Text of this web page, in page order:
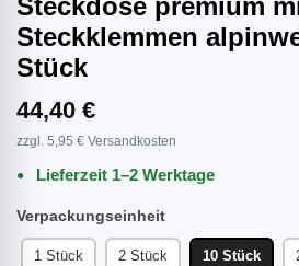
Steckdose premium
Steckklemmen
Stück
44,40 €
zzgl. 5,95 € Versandkosten
Lieferzeit 1–2 Werktage
Verpackungseinheit
1 Stück 2 Stück 10 Stück